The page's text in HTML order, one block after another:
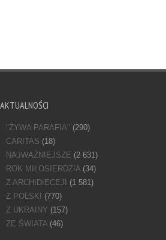
AKTUALNOŚCI
"ŻYWA PARAFIA" (290)
CARITAS (18)
NAJWAŻNIEJSZE (2 631)
ROK MIŁOSIERDZIA(34)
Z ARCHIDIECEJI
(1 581)
Z POLSKI
(770)
Z UKRAINY (157)
ZE ŚWIATA(46)